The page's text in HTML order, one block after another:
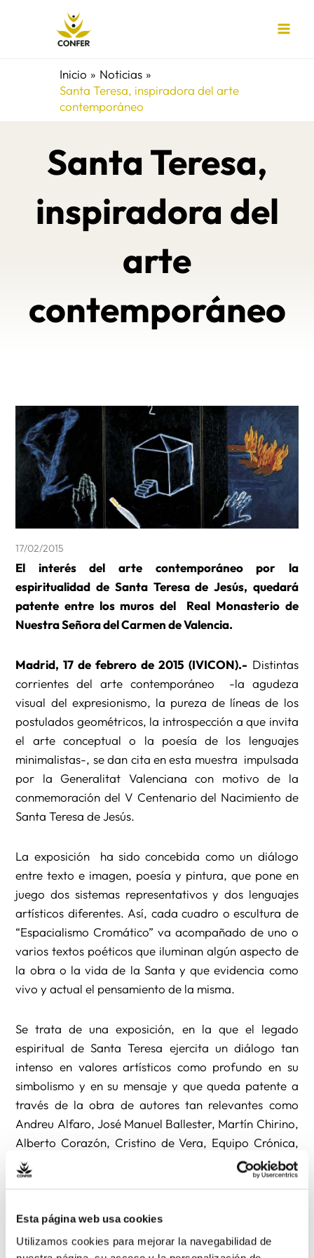
Esta página web usa cookies
Utilizamos cookies para mejorar la navegabilidad de
Inicio
Noticias
Santa Teresa, inspiradora del arte
contemporáneo
Santa Teresa,
inspiradora del
arte
contemporáneo
17/02/2015
El interés del arte contemporáneo por la
espiritualidad de Santa Teresa de Jesús, quedará
patente entre los muros del Real Monasterio de
Nuestra Señora del Carmen de Valencia.
Madrid, 17 de febrero de 2015 (IVICON).- Distintas
corrientes del arte contemporáneo -la agudeza
visual del expresionismo, la pureza de líneas de los
postulados geométricos, la introspección a que invita
el arte conceptual o la poesía de los lenguajes
minimalistas-, se dan cita en esta muestra impulsada
por la Generalitat Valenciana con motivo de la
conmemoración del V Centenario del Nacimiento de
Santa Teresa de Jesús.
La exposición ha sido concebida como un diálogo
entre texto e imagen, poesía y pintura, que pone en
juego dos sistemas representativos y dos lenguajes
artísticos diferentes. Así, cada cuadro o escultura de
“Espacialismo Cromático” va acompañado de uno o
varios textos poéticos que iluminan algún aspecto de
la obra o la vida de la Santa y que evidencia como
vivo y actual el pensamiento de la misma.
Se trata de una exposición, en la que el legado
espiritual de Santa Teresa ejercita un diálogo tan
intenso en valores artísticos como profundo en su
simbolismo y en su mensaje y que queda patente a
través de la obra de autores tan relevantes como
Andreu Alfaro, José Manuel Ballester, Martín Chirino,
Alberto Corazón, Cristino de Vera, Equipo Crónica,
Antonio Saura, José María Sicilia o Esteban Vicente,
entre otros muchos.
Esta iniciativa organizada por la Generalitat
Valenciana, y en la que colaboran la Comisión